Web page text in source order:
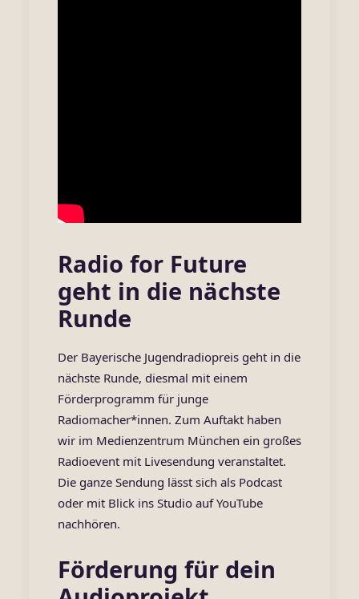
Radio for Future
geht in die nächste
Runde
Der Bayerische Jugendradiopreis geht in die
nächste Runde, diesmal mit einem
Förderprogramm für junge
Radiomacher*innen. Zum Auftakt haben
wir im Medienzentrum München ein großes
Radioevent mit Livesendung veranstaltet.
Die ganze Sendung lässt sich als Podcast
oder mit Blick ins Studio aufYouTube
nachhören.
Förderung für dein